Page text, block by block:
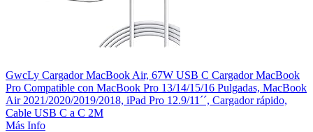
GwcLy Cargador MacBook Air, 67W USB C Cargador MacBook
Pro Compatible con MacBook Pro 13/14/15/16 Pulgadas, MacBook
Air 2021/2020/2019/2018, iPad Pro 12.9/11´´, Cargador rápido,
Cable USB C a C 2M
Más Info